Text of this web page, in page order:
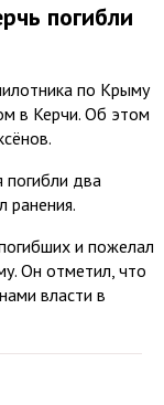
погибли
по Крыму
в Керчи. Об этом
погибли два
ранения.
и пожелал
Он отметил, что
власти в